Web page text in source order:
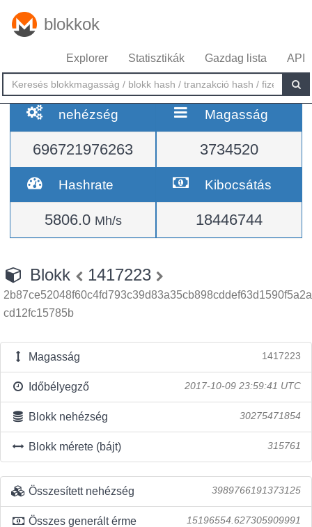
blokkok
Explorer Statisztikák Gazdag lista API
nehézség
696721976263
Magasság
3734520
Hashrate
5806.0 Mh/s
Kibocsátás
18446744
Blokk 1417223
2b87ce52048f60c4fd793c39d83a35cb898cddef63d1590f5a2a
cd12fc15785b
Magasság 1417223
Időbélyegző 2017-10-09 23:59:41 UTC
Blokk nehézség 30275471854
Blokk mérete (bájt) 315761
Összesített nehézség 3989766191373125
Összes generált érme 15196554.627305909991